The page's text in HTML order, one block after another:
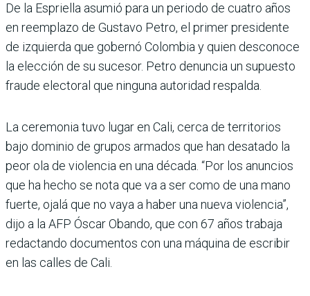
De la Espriella asumió para un periodo de cuatro años
en reemplazo de Gustavo Petro, el primer presidente
de izquierda que gobernó Colombia y quien desconoce
la elección de su sucesor. Petro denuncia un supuesto
fraude electoral que ninguna autoridad respalda.
La ceremonia tuvo lugar en Cali, cerca de territorios
bajo dominio de grupos armados que han desatado la
peor ola de violencia en una década. “Por los anuncios
que ha hecho se nota que va a ser como de una mano
fuerte, ojalá que no vaya a haber una nueva violencia”,
dijo a la AFP Óscar Obando, que con 67 años trabaja
redac­tando documentos con una máquina de escribir
en las calles de Cali.